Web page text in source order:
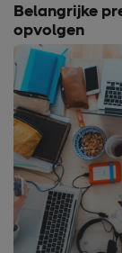
Belangrijke
opvolgen